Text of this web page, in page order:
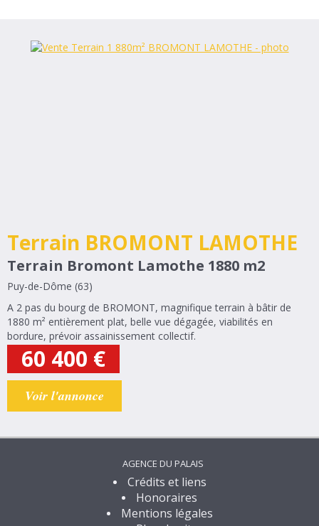
Terrain BROMONT LAMOTHE
Terrain Bromont Lamothe 1880 m2
Puy-de-Dôme (63)
A 2 pas du bourg de BROMONT, magnifique terrain à bâtir de
1880 m² entièrement plat, belle vue dégagée, viabilités en
bordure, prévoir assainissement collectif.
60 400 €
Voir l'annonce
AGENCE DU PALAIS
Crédits et liens
Honoraires
Mentions légales